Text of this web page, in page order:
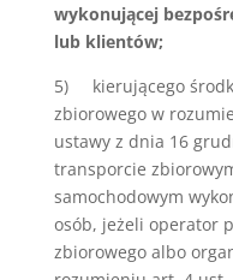
wykonującej
lub klientów;
5) kierującego
zbiorowego w
ustawy z dnia 16
transporcie
samochodowym
osób, jeżeli operator
zbiorowego albo